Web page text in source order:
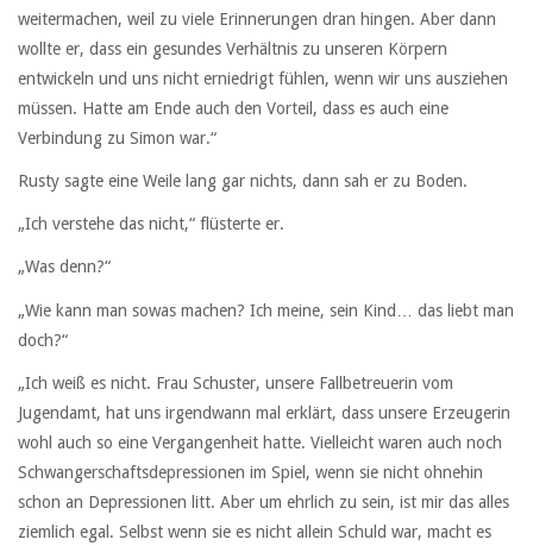
weitermachen, weil zu viele Erinnerungen dran hingen. Aber dann
wollte er, dass ein gesundes Verhältnis zu unseren Körpern
entwickeln und uns nicht erniedrigt fühlen, wenn wir uns ausziehen
müssen. Hatte am Ende auch den Vorteil, dass es auch eine
Verbindung zu Simon war.“
Rusty sagte eine Weile lang gar nichts, dann sah er zu Boden.
„Ich verstehe das nicht,“ flüsterte er.
„Was denn?“
„Wie kann man sowas machen? Ich meine, sein Kind… das liebt man
doch?“
„Ich weiß es nicht. Frau Schuster, unsere Fallbetreuerin vom
Jugendamt, hat uns irgendwann mal erklärt, dass unsere Erzeugerin
wohl auch so eine Vergangenheit hatte. Vielleicht waren auch noch
Schwangerschaftsdepressionen im Spiel, wenn sie nicht ohnehin
schon an Depressionen litt. Aber um ehrlich zu sein, ist mir das alles
ziemlich egal. Selbst wenn sie es nicht allein Schuld war, macht es